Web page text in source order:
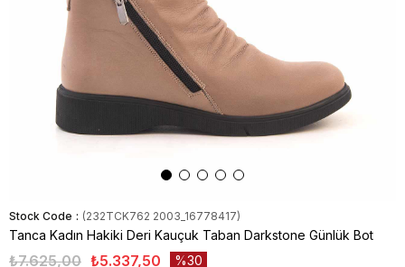
Stock Code (232TCK762 2003_16778417)
Tanca Kadın Hakiki Deri Kauçuk Taban Darkstone Günlük Bot
₺7.625,00 ₺5.337,50 30